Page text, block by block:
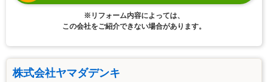
※リフォーム内容によっては、
この会社をご紹介できない場合があります。
株式会社ヤマダデンキ